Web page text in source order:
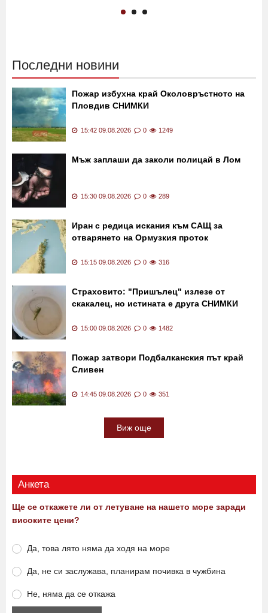
Последни новини
Пожар избухна край Околовръстното на
Пловдив СНИМКИ
15:42 09.08.2026 0 1249
Мъж заплаши да заколи полицай в Лом
15:30 09.08.2026 0 289
Иран с редица искания към САЩ за
отварянето на Ормузкия проток
15:15 09.08.2026 0 316
Страховито: "Пришълец" излезе от
скакалец, но истината е друга СНИМКИ
15:00 09.08.2026 0 1482
Пожар затвори Подбалканския път край
Сливен
14:45 09.08.2026 0 351
Виж още
Анкета
Ще се откажете ли от летуване на нашето море заради
високите цени?
Да, това лято няма да ходя на море
Да, не си заслужава, планирам почивка в чужбина
Не, няма да се откажа